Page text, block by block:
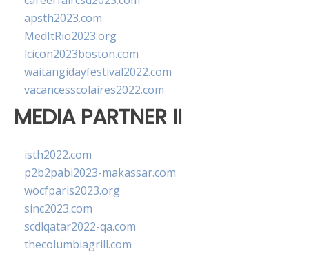
apsth2023.com
MedItRio2023.org
lcicon2023boston.com
waitangidayfestival2022.com
vacancesscolaires2022.com
MEDIA PARTNER II
isth2022.com
p2b2pabi2023-makassar.com
wocfparis2023.org
sinc2023.com
scdlqatar2022-qa.com
thecolumbiagrill.com